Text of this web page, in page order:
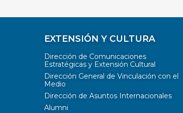
EXTENSIÓN Y CULTURA
Dirección de Comunicaciones
Estratégicas y Extensión Cultural
Dirección General de Vinculación con el
Medio
Dirección de Asuntos Internacionales
Alumni